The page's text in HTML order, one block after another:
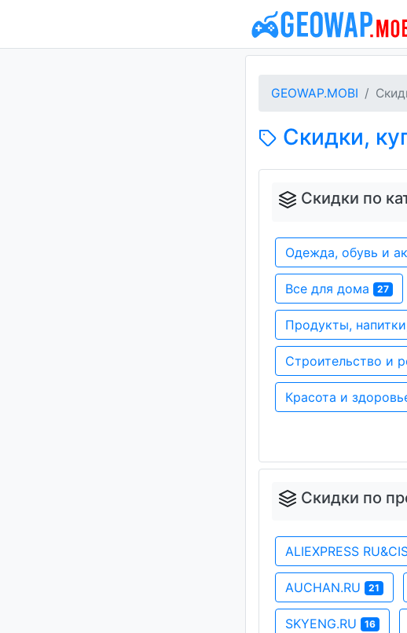
GEOWAP.MOBI
Скидки,
Скидки по
Одежда, обувь и
Все для дома 27
Продукты,
Строительство и
Красота и
Скидки по
ALIEXPRESS
AUCHAN.RU 21
SKYENG.RU 16